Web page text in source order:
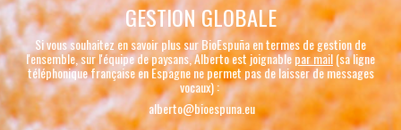
GESTION GLOBALE
Si vous souhaitez en savoir plus sur BioEspuña en termes de gestion de
l'ensemble, sur l'équipe de paysans, Alberto est joignablepar mail(sa ligne
téléphonique française en Espagne ne permet pas de laisser de messages
vocaux) :
alberto@bioespuna.eu